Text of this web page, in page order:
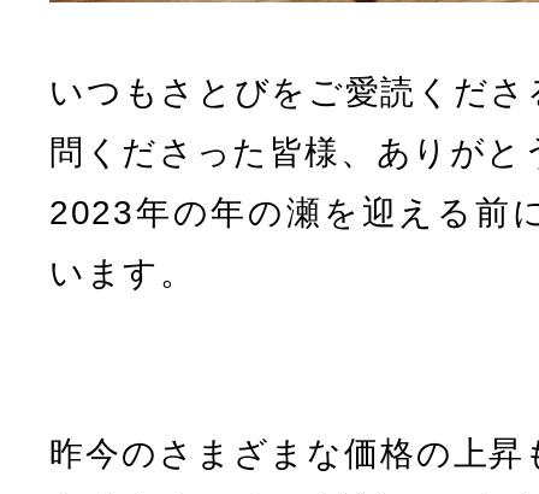
いつもさとびをご愛読くだ
問くださった皆様、ありがと
2023年の年の瀬を迎える前
います。
昨今のさまざまな価格の上